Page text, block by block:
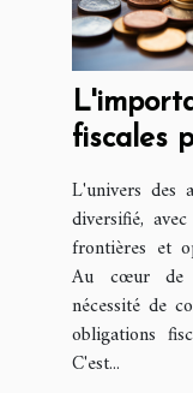
fiscales
L'univers des
diversifié,
frontières et
Au cœur de
nécessité de
obligations
C'est...